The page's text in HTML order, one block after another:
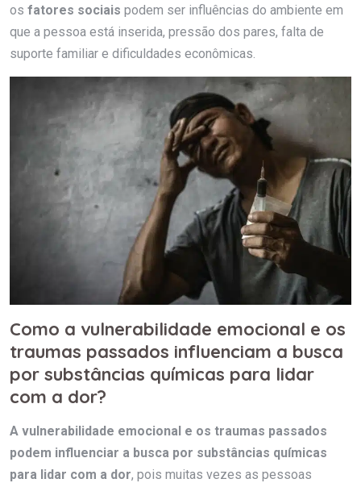
os fatores sociais podem ser influências do ambiente em
que a pessoa está inserida, pressão dos pares, falta de
suporte familiar e dificuldades econômicas.
Como a vulnerabilidade emocional e os
traumas passados influenciam a busca
por substâncias químicas para lidar
com a dor?
A vulnerabilidade emocional e os traumas passados
podem influenciar a busca por substâncias químicas
para lidar com a dor, pois muitas vezes as pessoas